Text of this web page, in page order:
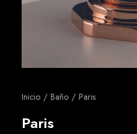
Inicio Baño Paris
Paris